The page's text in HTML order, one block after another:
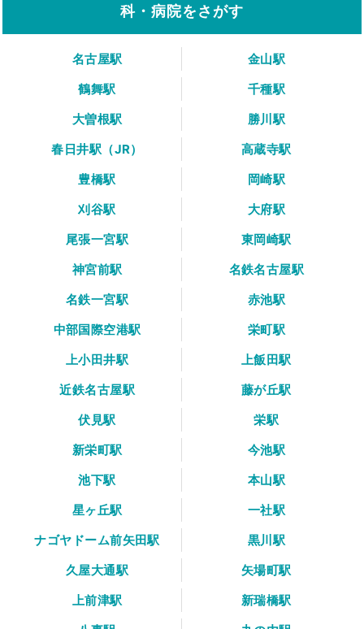
科・病院をさがす
名古屋駅
金山駅
鶴舞駅
千種駅
大曽根駅
勝川駅
春日井駅（JR）
高蔵寺駅
豊橋駅
岡崎駅
刈谷駅
大府駅
尾張一宮駅
東岡崎駅
神宮前駅
名鉄名古屋駅
名鉄一宮駅
赤池駅
中部国際空港駅
栄町駅
上小田井駅
上飯田駅
近鉄名古屋駅
藤が丘駅
伏見駅
栄駅
新栄町駅
今池駅
池下駅
本山駅
星ヶ丘駅
一社駅
ナゴヤドーム前矢田駅
黒川駅
久屋大通駅
矢場町駅
上前津駅
新瑞橋駅